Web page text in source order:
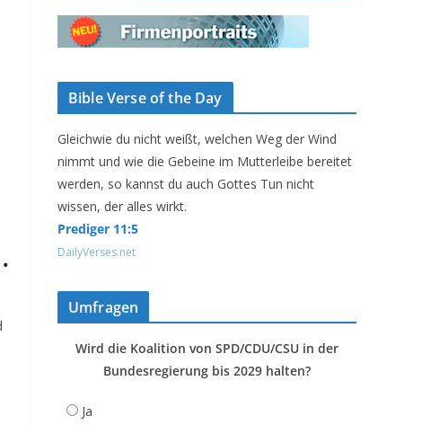
Bible Verse of the Day
Gleichwie du nicht weißt, welchen Weg der Wind
nimmt und wie die Gebeine im Mutterleibe bereitet
werden, so kannst du auch Gottes Tun nicht
wissen, der alles wirkt.
Prediger 11:5
DailyVerses.net
Umfragen
Wird die Koalition von SPD/CDU/CSU in der
Bundesregierung bis 2029 halten?
Ja